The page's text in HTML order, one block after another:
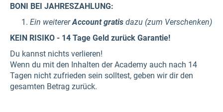
BONI BEI JAHRESZAHLUNG:
Ein weitererAccount gratis dazu (zum Verschenken)
KEIN RISIKO - 14 Tage Geld zurück Garantie!
Du kannst nichts verlieren!
Wenn du mit den Inhalten der Academy auch nach 14
Tagen nicht zufrieden sein solltest, geben wir dir den
gesamten Betrag zurück.